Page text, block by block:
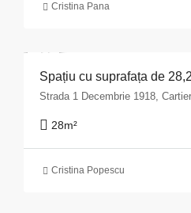
Cristina Pana
28m²
Cristina Popescu